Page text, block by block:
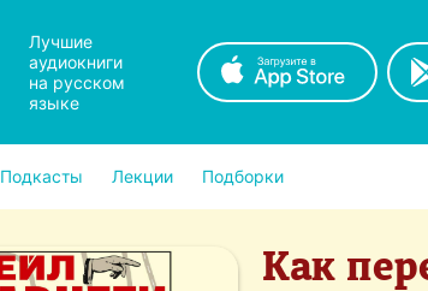
Лучшие
аудиокниги
на русском
языке
Подкасты Лекции Подборки
Как